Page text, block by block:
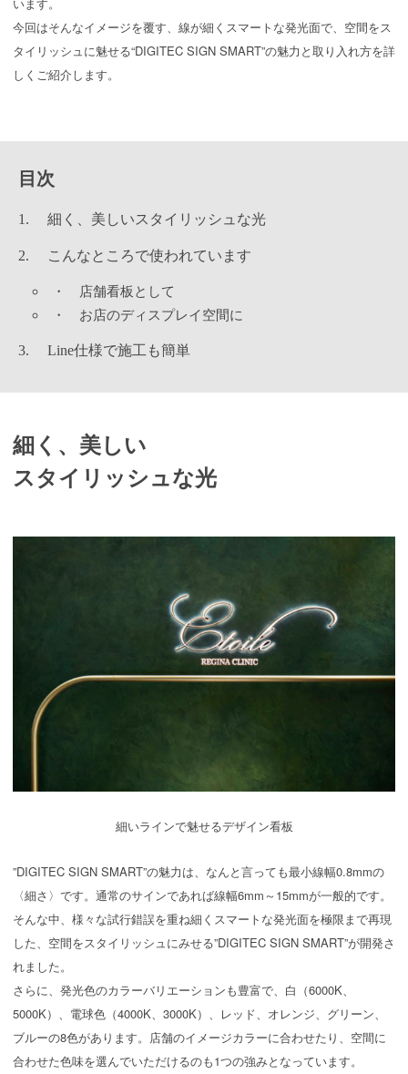
今回はそんなイメージを覆す、線が細くスマートな発光面で、空間をス
タイリッシュに魅せる“DIGITEC SIGN SMART”の魅力と取り入れ方を詳
しくご紹介します。
目次
細く、美しいスタイリッシュな光
こんなところで使われています
・
店舗看板として
・ お店のディスプレイ空間に
Line仕様で施工も簡単
細く、美しい
スタイリッシュな光
細いラインで魅せるデザイン看板
”DIGITEC SIGN SMART”の魅力は、なんと言っても最小線幅0.8mmの
〈細さ〉です。通常のサインであれば線幅6mm～15mmが一般的です。
そんな中、様々な試行錯誤を重ね細くスマートな発光面を極限まで再現
した、空間をスタイリッシュにみせる”DIGITEC SIGN SMART”が開発さ
れました。
さらに、発光色のカラーバリエーションも豊富で、白（6000K、
5000K）、電球色（4000K、3000K）、レッド、オレンジ、グリーン、
ブルーの8色があります。店舗のイメージカラーに合わせたり、空間に
合わせた色味を選んでいただけるのも1つの強みとなっています。